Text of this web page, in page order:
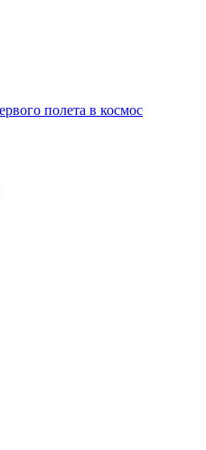
полета в космос